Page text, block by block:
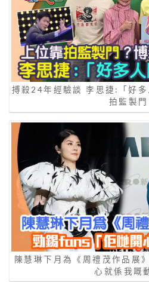
搏殺24年經驗談 李思捷:「好
拍監製門
陳慧琳下月為《周禮茂作品展
心就係我嘅